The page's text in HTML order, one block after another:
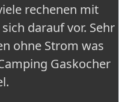
rechenen mit
darauf vor. Sehr
ohne Strom was
Gaskocher